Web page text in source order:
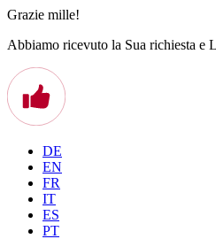
Grazie mille!
Abbiamo ricevuto la Sua richiesta e
DE
EN
FR
IT
ES
PT